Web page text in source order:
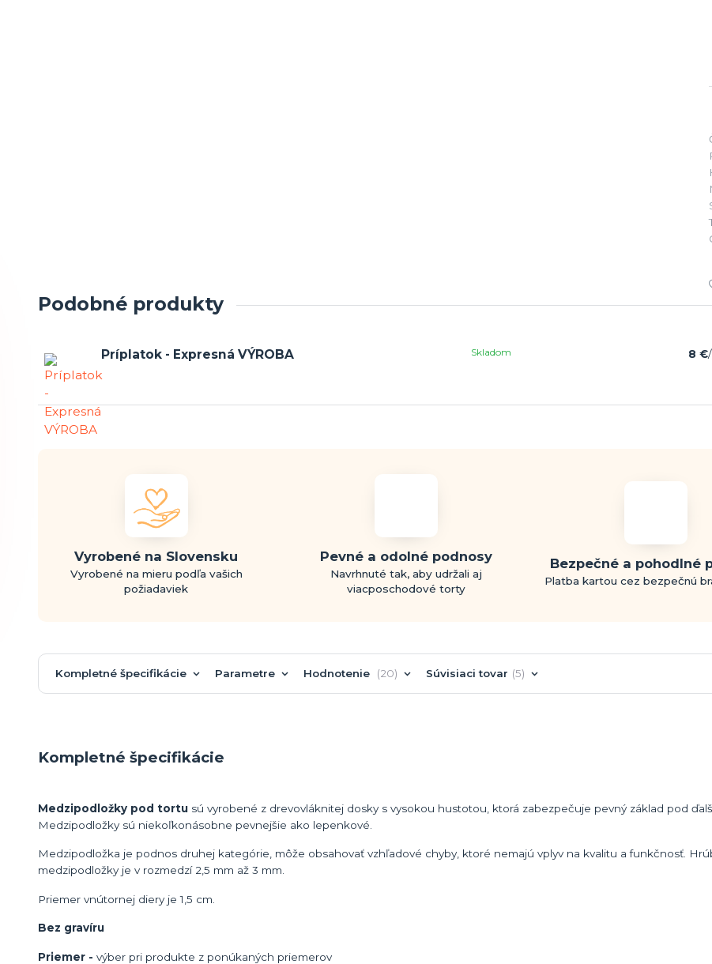
Podobné produkty
Príplatok - Expresná VÝROBA 8 €/
Skladom
Vyrobené na Slovensku
Vyrobené na mieru podľa vašich
požiadaviek
Pevné a odolné podnosy
Navrhnuté tak, aby udržali aj
viacposchodové torty
Bezpečné a pohodlné
Platba kartou cez bezpečnú
Kompletné špecifikácie Parametre Hodnotenie 20 Súvisiaci tovar 5
Kompletné špecifikácie
Medzipodložky pod tortu sú vyrobené z drevovláknitej dosky s vysokou hustotou, ktorá zabezpečuje pevný základ pod
Medzipodložky sú niekoľkonásobne pevnejšie ako lepenkové.
Medzipodložka je podnos druhej kategórie, môže obsahovať vzhľadové chyby, ktoré nemajú vplyv na kvalitu a funkčnosť.
medzipodložky je v rozmedzí 2,5 mm až 3 mm.
Priemer vnútornej diery je 1,5 cm.
Bez gravíru
Priemer - výber pri produkte z ponúkaných priemerov